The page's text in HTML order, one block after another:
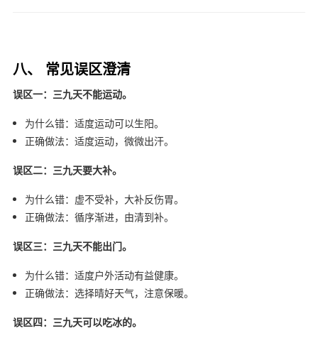
八、 常见误区澄清
误区一：三九天不能运动。
为什么错：适度运动可以生阳。
正确做法：适度运动，微微出汗。
误区二：三九天要大补。
为什么错：虚不受补，大补反伤胃。
正确做法：循序渐进，由清到补。
误区三：三九天不能出门。
为什么错：适度户外活动有益健康。
正确做法：选择晴好天气，注意保暖。
误区四：三九天可以吃冰的。